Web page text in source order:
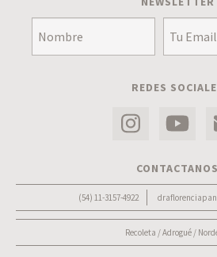
REDES
CONTACTANOS
(54) 11-3157-4922
Recoleta / Adrogué /